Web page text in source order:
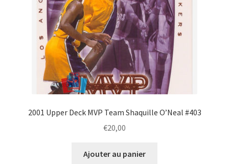
2001 Upper Deck MVP Team Shaquille O’Neal #403
€20,00
Ajouter au panier